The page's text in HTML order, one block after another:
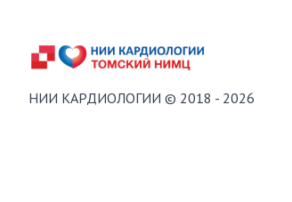
НИИ КАРДИОЛОГИИ © 2018 - 2026